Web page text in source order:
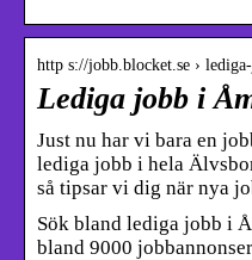
http s://jobb.blocket.se ›
Lediga jobb i
Just nu har vi bara en
lediga jobb i hela
så tipsar vi dig när nya
Sök bland lediga jobb i
bland 9000